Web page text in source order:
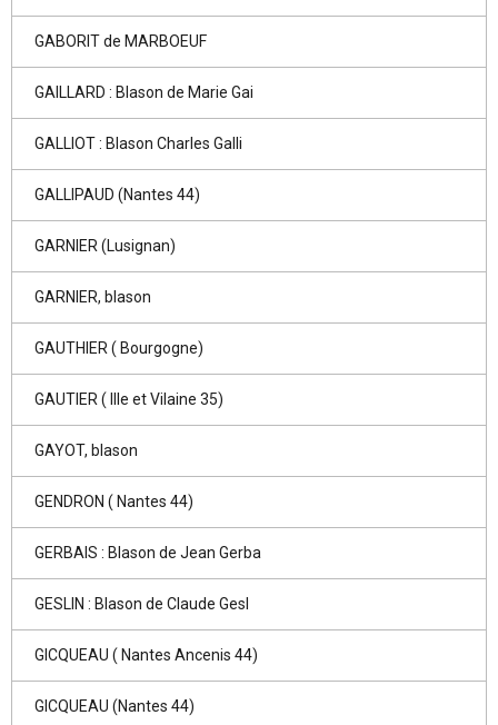
GABORIT de MARBOEUF
GAILLARD : Blason de Marie Gai
GALLIOT : Blason Charles Galli
GALLIPAUD (Nantes 44)
GARNIER (Lusignan)
GARNIER, blason
GAUTHIER ( Bourgogne)
GAUTIER ( Ille et Vilaine 35)
GAYOT, blason
GENDRON ( Nantes 44)
GERBAIS : Blason de Jean Gerba
GESLIN : Blason de Claude Gesl
GICQUEAU ( Nantes Ancenis 44)
GICQUEAU (Nantes 44)